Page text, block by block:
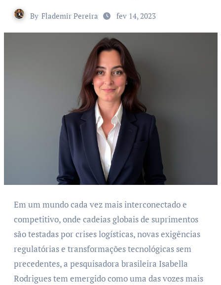
By Flademir Pereira fev 14, 2023
Em um mundo cada vez mais interconectado e
competitivo, onde cadeias globais de suprimentos
são testadas por crises logísticas, novas exigências
regulatórias e transformações tecnológicas sem
precedentes, a pesquisadora brasileira Isabella
Rodrigues tem emergido como uma das vozes mais